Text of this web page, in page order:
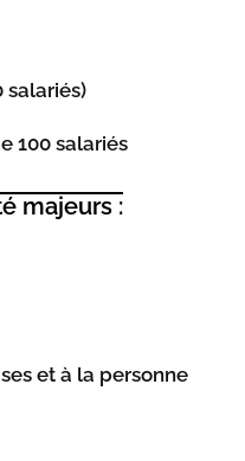
salariés)
100 salariés
majeurs :
et à la personne